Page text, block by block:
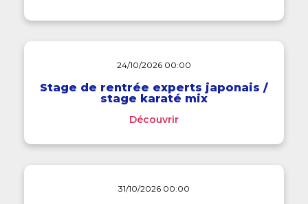
24/10/2026 00:00
Stage de rentrée experts japonais /
stage karaté mix
Découvrir
31/10/2026 00:00